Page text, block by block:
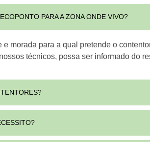
PARA A ZONA ONDE VIVO?
morada para a qual pretende o
técnicos, possa ser informado do